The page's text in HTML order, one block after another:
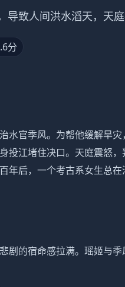
致人间洪水滔天，天庭
分
水官季风。为帮他缓解旱
投江堵住决口。天庭震怒
年后，一个考古系女生总
剧的宿命感拉满。瑶姬与